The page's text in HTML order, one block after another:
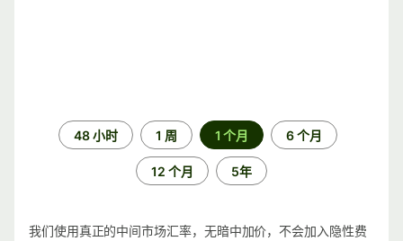
48 小时 1 周 1 个月 6 个月
12 个月 5年
我们使用真正的中间市场汇率，无暗中加价，不会加入隐性费